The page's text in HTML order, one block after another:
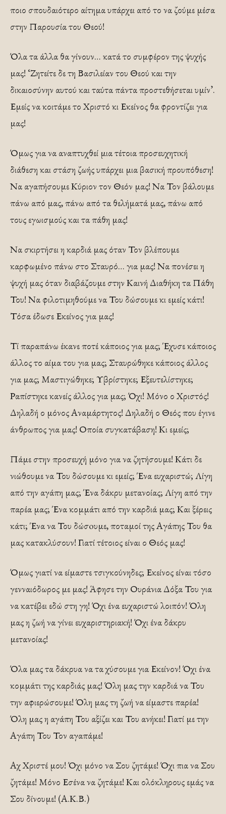
ποιο σπουδαιότερο αίτημα υπάρχει από το να ζούμε μέσα
στην Παρουσία του Θεού!
Όλα τα άλλα θα γίνουν… κατά το συμφέρον της ψυχής
μας! ‘Ζητείτε δε τη Βασιλείαν του Θεού και την
δικαιοσύνην αυτού και ταύτα πάντα προστεθήσεται υμίν’.
Εμείς να κοιτάμε το Χριστό κι Εκείνος θα φροντίζει για
μας!
Όμως για να αναπτυχθεί μια τέτοια προσευχητική
διάθεση και στάση ζωής υπάρχει μια βασική προυπόθεση!
Να αγαπήσουμε Κύριον τον Θεόν μας! Να Τον βάλουμε
πάνω από μας, πάνω από τα θελήματά μας, πάνω από
τους εγωισμούς και τα πάθη μας!
Να σκιρτήσει η καρδιά μας όταν Τον βλέπουμε
καρφωμένο πάνω στο Σταυρό… για μας! Να πονέσει η
ψυχή μας όταν διαβάζουμε στην Καινή Διαθήκη τα Πάθη
Του! Να φιλοτιμηθούμε να Του δώσουμε κι εμείς κάτι!
Τόσα έδωσε Εκείνος για μας!
Τί παραπάνω έκανε ποτέ κάποιος για μας; Έχυσε κάποιος
άλλος το αίμα του για μας; Σταυρώθηκε κάποιος άλλος
για μας; Μαστιγώθηκε; Υβρίστηκε; Εξευτελίστηκε;
Ραπίστηκε κανείς άλλος για μας; Όχι! Μόνο ο Χριστός!
Δηλαδή ο μόνος Αναμάρτητος! Δηλαδή ο Θεός που έγινε
άνθρωπος για μας! Οποία συγκατάβαση! Κι εμείς;
Πάμε στην προσευχή μόνο για να ζητήσουμε! Κάτι δε
νιώθουμε να Του δώσουμε κι εμείς; Ένα ευχαριστώ; Λίγη
από την αγάπη μας; Ένα δάκρυ μετανοίας; Λίγη από την
παρέα μας; Ένα κομμάτι από την καρδιά μας; Και ξέρεις
κάτι; Ένα να Του δώσoυμε, ποταμοί της Αγάπης Του θα
μας κατακλύσουν! Γιατί τέτοιος είναι ο Θεός μας!
Όμως γιατί να είμαστε τσιγκούνηδες; Εκείνος είναι τόσο
γενναιόδωρος με μας! Άφησε την Ουράνια Δόξα Του για
να κατέβει εδώ στη γη! Όχι ένα ευχαριστώ λοιπόν! Όλη
μας η ζωή να γίνει ευχαριστηριακή! Όχι ένα δάκρυ
μετανοίας!
Όλα μας τα δάκρυα να τα χύσουμε για Εκείνον! Όχι ένα
κομμάτι της καρδιάς μας! Όλη μας την καρδιά να Του
την αφιερώσουμε! Όλη μας τη ζωή να είμαστε παρέα!
Όλη μας η αγάπη Του αξίζει και Του ανήκει! Γιατί με την
Αγάπη Του Τον αγαπάμε!
Αχ Χριστέ μου! Όχι μόνο να Σου ζητάμε! Όχι πια να Σου
ζητάμε! Μόνο Εσένα να ζητάμε! Και ολόκληρους εμάς να
Σου δίνουμε! (Α.Κ.Β.)